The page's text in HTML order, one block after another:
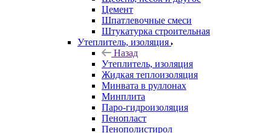
Цемент
Шпатлевочные смеси
Штукатурка строительная
Утеплитель, изоляция
Назад
Утеплитель, изоляция
Жидкая теплоизоляция
Минвата в руллонах
Минплита
Паро-гидроизоляция
Пенопласт
Пенополистирол